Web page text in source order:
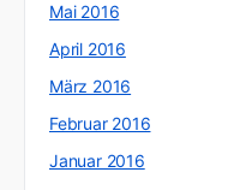
Mai 2016
April 2016
März 2016
Februar 2016
Januar 2016